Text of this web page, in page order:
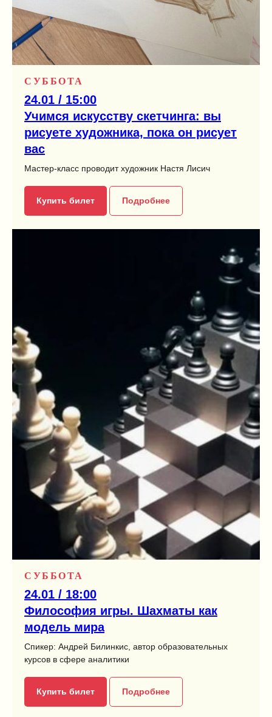
СУББОТА
24.01 / 15:00
Учимся искусству скетчинга: вы
рисуете художника, пока он рисует
вас
Мастер-класс проводит художник Настя Лисич
Купить билет Подробнее
СУББОТА
24.01 / 18:00
Философия игры. Шахматы как
модель мира
Спикер: Андрей Билинкис, автор образовательных
курсов в сфере аналитики
Купить билет Подробнее